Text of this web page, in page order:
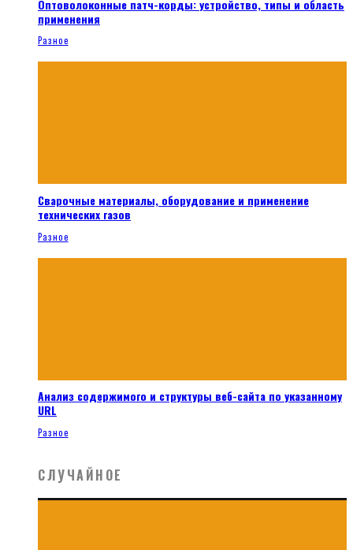
Оптоволоконные патч-корды: устройство, типы и область
применения
Разное
Сварочные материалы, оборудование и применение
технических газов
Разное
Анализ содержимого и структуры веб-сайта по указанному
URL
Разное
СЛУЧАЙНОЕ